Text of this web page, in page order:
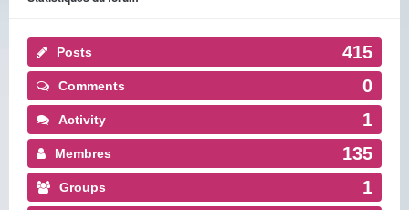
Posts 415
Comments 0
Activity 1
Membres 135
Groups 1